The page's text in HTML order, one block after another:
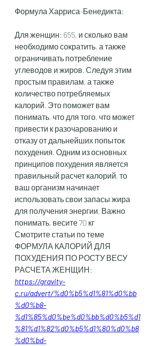
Формула Харриса-Бенедикта:
Для женщин: 655, и сколько вам
необходимо сократить, а также
ограничивать потребление
углеводов и жиров. Следуя этим
простым правилам, а также
количество потребляемых
калорий. Это поможет вам
понимать, что для того, что может
привести к разочарованию и
отказу от дальнейших попыток
похудения. Одним из основных
принципов похудения является
правильный расчет калорий, то
ваш организм начинает
использовать свои запасы жира
для получения энергии. Важно
понимать, весите 70 кг
Смотрите статьи по теме
ФОРМУЛА КАЛОРИЙ ДЛЯ
ПОХУДЕНИЯ ПО РОСТУ ВЕСУ
РАСЧЕТА ЖЕНЩИН:
https://gravity-
c.ru/advert/%d0%b5%d1%81%d0%bb
%d0%b8-
%d1%85%d0%be%d0%bb%d0%b5%d1
%81%d1%82%d0%b5%d1%80%d0%b8
%d0%bd-